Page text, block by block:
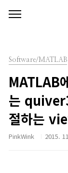
Software/MATLAB
MATLAB
는
절하는
PinkWink 2015.